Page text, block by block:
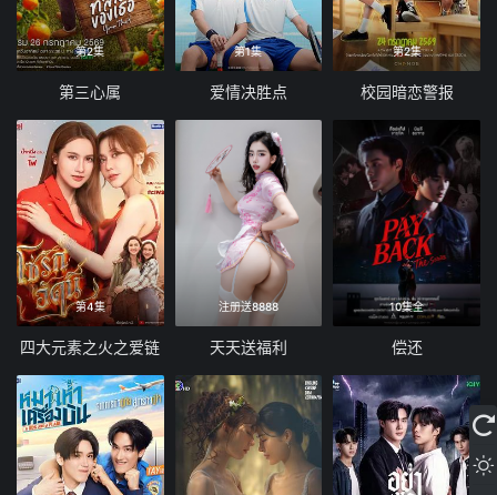
第2集
第三心属
第1集
爱情决胜点
第2集
校园暗恋警报
第4集
四大元素之火之爱链
注册送8888
天天送福利
10集全
偿还